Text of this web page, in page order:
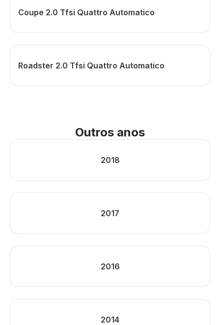
Coupe 2.0 Tfsi Quattro Automatico
Roadster 2.0 Tfsi Quattro Automatico
Outros anos
2018
2017
2016
2014